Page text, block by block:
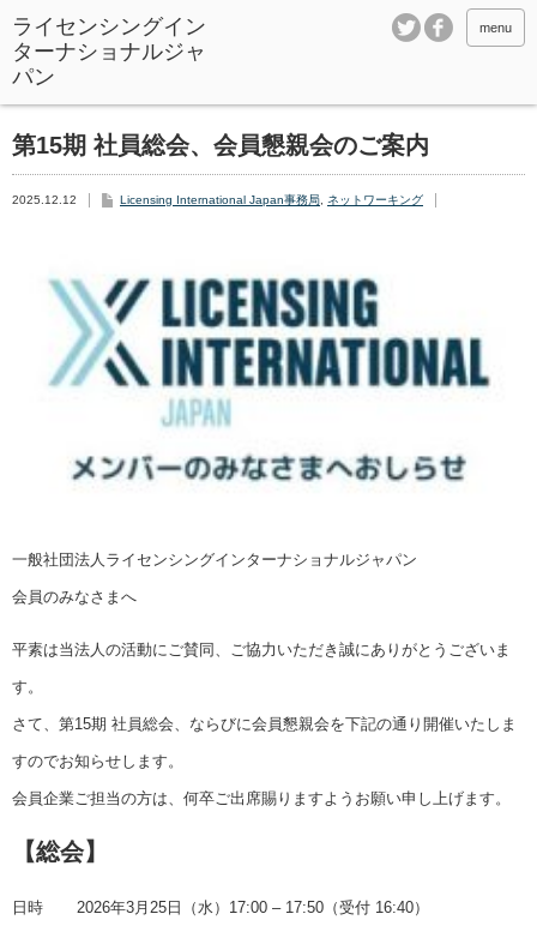
ライセンシングイン
ターナショナルジャ
パン
menu
第15期 社員総会、会員懇親会のご案内
2025.12.12 Licensing International Japan事務局 ネットワーキング
一般社団法人ライセンシングインターナショナルジャパン
会員のみなさまへ
平素は当法人の活動にご賛同、ご協力いただき誠にありがとうございま
す。
さて、第15期 社員総会、ならびに会員懇親会を下記の通り開催いたしま
すのでお知らせします。
会員企業ご担当の方は、何卒ご出席賜りますようお願い申し上げます。
【総会】
日時 2026年3月25日（水）17:00 – 17:50（受付 16:40）